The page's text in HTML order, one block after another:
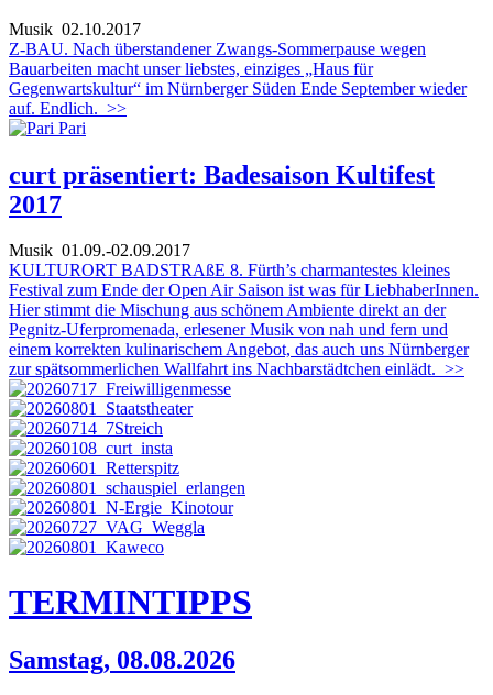
Musik 02.10.2017
Z-BAU. Nach überstandener Zwangs-Sommerpause wegen
Bauarbeiten macht unser liebstes, einziges „Haus für
Gegenwartskultur“ im Nürnberger Süden Ende September wieder
auf. Endlich. >>
curt präsentiert: Badesaison Kultifest
2017
Musik 01.09.-02.09.2017
KULTURORT BADSTRAßE 8. Fürth’s charmantestes kleines
Festival zum Ende der Open Air Saison ist was für LiebhaberInnen.
Hier stimmt die Mischung aus schönem Ambiente direkt an der
Pegnitz-Uferpromenada, erlesener Musik von nah und fern und
einem korrekten kulinarischem Angebot, das auch uns Nürnberger
zur spätsommerlichen Wallfahrt ins Nachbarstädtchen einlädt. >>
TERMINTIPPS
Samstag, 08.08.2026